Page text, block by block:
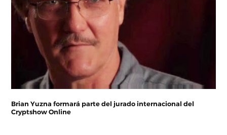
Brian Yuzna formará parte del jurado internacional del
Cryptshow Online